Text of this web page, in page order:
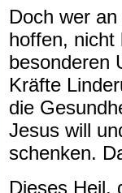
Doch wer
hoffen, nicht
besonderen
Kräfte
die
Jesus will
schenken.
Dieses Heil,